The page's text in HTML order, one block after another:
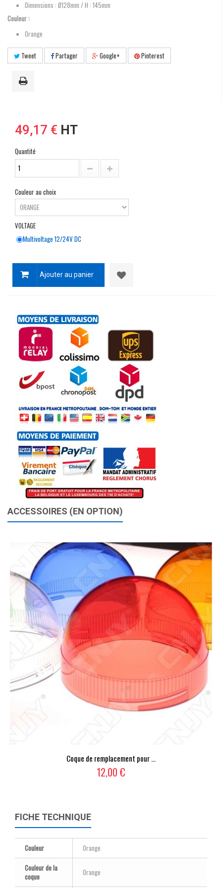
Dimensions : Ø128mm / H : 145mm
Couleur :
Orange
Tweet Partager Google+ Pinterest
49,17 € HT
Quantité
Couleur au choix
VOLTAGE
Multivoltage 12/24V DC
Ajouter au panier
ACCESSOIRES (EN OPTION)
Coque de remplacement pour ...
12,00 €
FICHE TECHNIQUE
Couleur
Orange
Couleur de la
coque
Orange